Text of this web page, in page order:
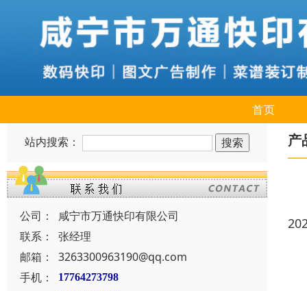
首页
站内搜索：
公司：
咸宁市万通快印有限公司
联系：
张经理
邮箱：
3263300963190@qq.com
手机：
17764273798
产